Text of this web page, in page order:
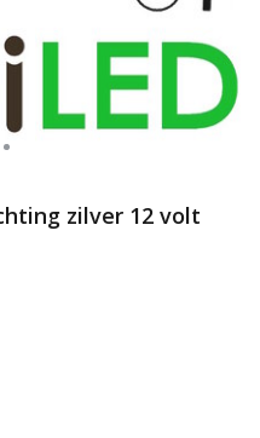
zilver 12 volt